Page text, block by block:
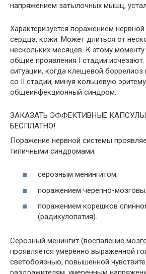
напряжением затылочных мышц,
Характеризуется поражением
сердца, кожи. Может длиться от
нескольких месяцев. К этому
общие проявления I стадии
ситуации, когда клещевой боррелиоз
со II стадии, минуя кольцевую
общеинфекционный синдром.
ЗАКАЗАТЬ ЭФФЕКТИВНЫЕ
БЕСПЛАТНО!
Поражение нервной системы
типичными синдромами:
серозным менингитом;
поражением черепно-
поражением корешков
(радикулопатия).
Серозный менингит (воспаление
проявляется умеренно выраженной
светобоязнью, повышенной